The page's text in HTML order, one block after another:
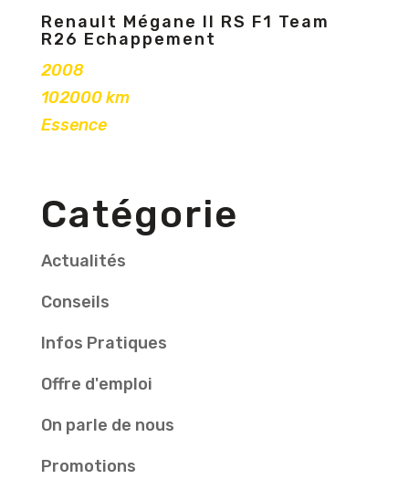
Renault Mégane II RS F1 Team
R26 Echappement
2008
102000 km
Essence
Catégorie
Actualités
Conseils
Infos Pratiques
Offre d'emploi
On parle de nous
Promotions